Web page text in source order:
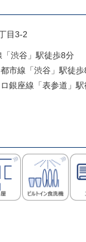
目3-2
渋谷」駅徒歩8分
市線「渋谷」駅徒歩
銀座線「表参道」